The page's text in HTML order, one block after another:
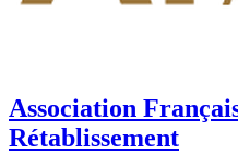
Association
Rétablissement